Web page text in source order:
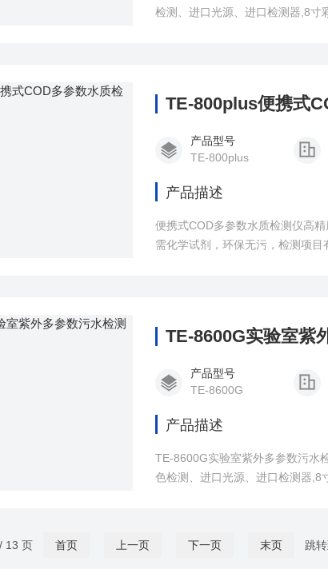
检测、进口光源、进口检测器,8寸
TE-800plus便携式
产品型号
TE-800plus
产品描述
便携式COD多参数水质检测仪高
需化学试剂，环保无污，检测项
TE-8600G实验室紫
产品型号
TE-8600G
产品描述
TE-8600G实验室紫外多参数污水
色检测、进口光源、进口检测器,8
13 页 首页 上一页 下一页 末页 跳